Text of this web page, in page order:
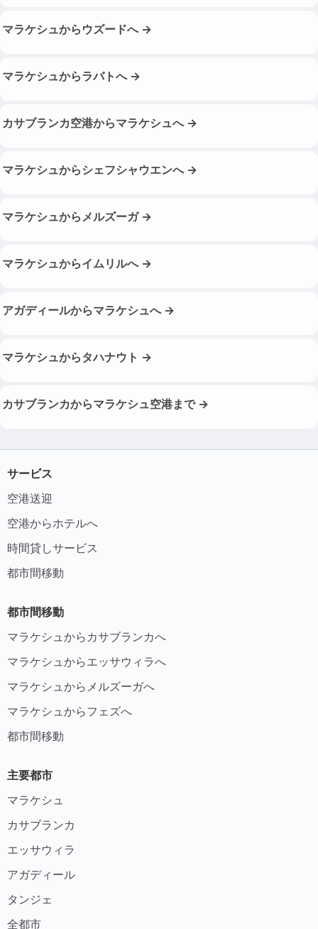
マラケシュからウズードへ →
マラケシュからラバトへ →
カサブランカ空港からマラケシュへ →
マラケシュからシェフシャウエンへ →
マラケシュからメルズーガ →
マラケシュからイムリルへ →
アガディールからマラケシュへ →
マラケシュからタハナウト →
カサブランカからマラケシュ空港まで →
サービス
空港送迎
空港からホテルへ
時間貸しサービス
都市間移動
都市間移動
マラケシュからカサブランカへ
マラケシュからエッサウィラへ
マラケシュからメルズーガへ
マラケシュからフェズへ
都市間移動
主要都市
マラケシュ
カサブランカ
エッサウィラ
アガディール
タンジェ
全都市